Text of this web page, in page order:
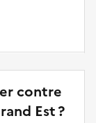
contre
Est ?